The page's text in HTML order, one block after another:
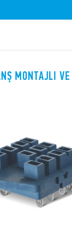
MONTAJLI